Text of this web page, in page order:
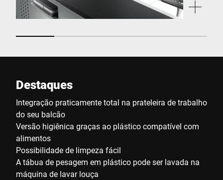
Destaques
Integração praticamente total na prateleira de trabalho
do seu balcão
Versão higiênica graças ao plástico compatível com
alimentos
Possibilidade de limpeza fácil
A tábua de pesagem em plástico pode ser lavada na
máquina de lavar louça